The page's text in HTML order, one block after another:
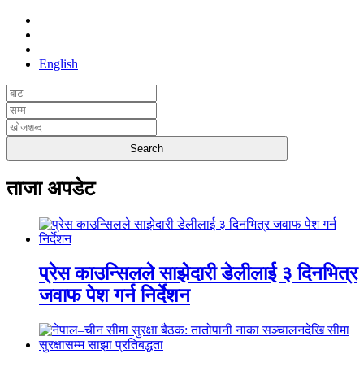
English
ताजा अपडेट
प्रेस काउन्सिलले साझेदारी डेलीलाई ३ दिनभित्र
जवाफ पेश गर्न निर्देशन